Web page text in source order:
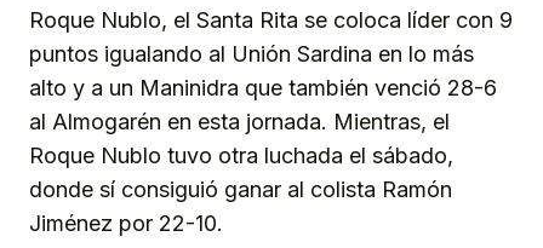
Roque Nublo, el Santa Rita se coloca líder con 9
puntos igualando al Unión Sardina en lo más
alto y a un Maninidra que también venció 28-6
al Almogarén en esta jornada. Mientras, el
Roque Nublo tuvo otra luchada el sábado,
donde sí consiguió ganar al colista Ramón
Jiménez por 22-10.